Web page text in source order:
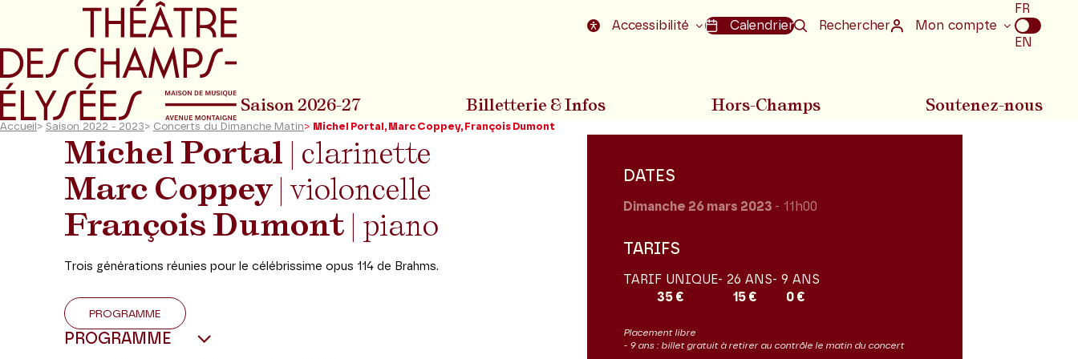
Aller au menu principal Aller au pied de la page Accessibilité Calendrier Rechercher Mon compte
Choix
de
la
FR
EN
Saison 2026-27 Billetterie & Infos Hors-Champs Soutenez-nous
Accueil > Saison 2022 - 2023> Concerts du Dimanche Matin> Michel Portal, Marc Coppey, François Dumont
Michel Portal | clarinette
Marc Coppey| violoncelle
François Dumont | piano
Trois générations réunies pour le célébrissime opus 114 de Brahms.
PROGRAMME
PROGRAMME
DATES
Dimanche 26 mars 2023 - 11h00
TARIFS
TARIF UNIQUE
35 €
- 26 ANS
15 €
- 9 ANS
0 €
Placement libre
- 9 ans : billet gratuit à retirer au contrôle le matin du concert